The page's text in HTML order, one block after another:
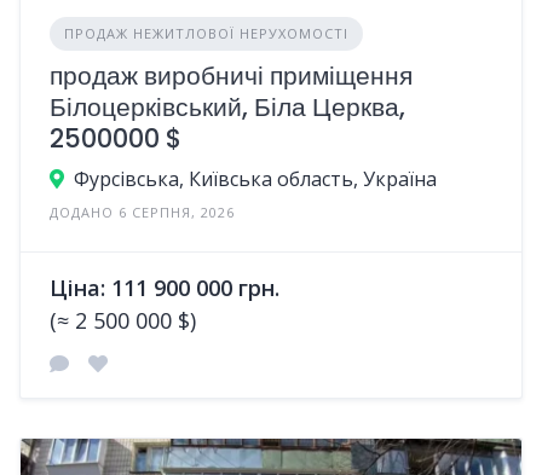
ПРОДАЖ НЕЖИТЛОВОЇ НЕРУХОМОСТІ
продаж виробничі приміщення
Білоцерківський, Біла Церква,
2500000 $
Фурсівська, Київська область, Україна
ДОДАНО 6 СЕРПНЯ, 2026
Ціна: 111 900 000 грн.
(≈ 2 500 000 $)